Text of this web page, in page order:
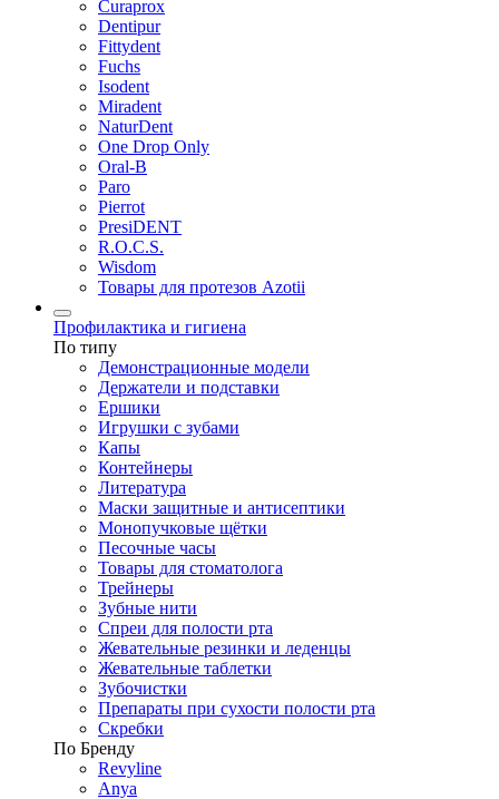
Curaprox
Dentipur
Fittydent
Fuchs
Isodent
Miradent
NaturDent
One Drop Only
Oral-B
Paro
Pierrot
PresiDENT
R.O.C.S.
Wisdom
Товары для протезов Azotii
Профилактика и гигиена
По типу
Демонстрационные модели
Держатели и подставки
Ершики
Игрушки с зубами
Капы
Контейнеры
Литература
Маски защитные и антисептики
Монопучковые щётки
Песочные часы
Товары для стоматолога
Трейнеры
Зубные нити
Спреи для полости рта
Жевательные резинки и леденцы
Жевательные таблетки
Зубочистки
Препараты при сухости полости рта
Скребки
По Бренду
Revyline
Anya